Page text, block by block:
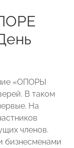
«ОПОРЫ
В таком
На
членов.
бизнесменами